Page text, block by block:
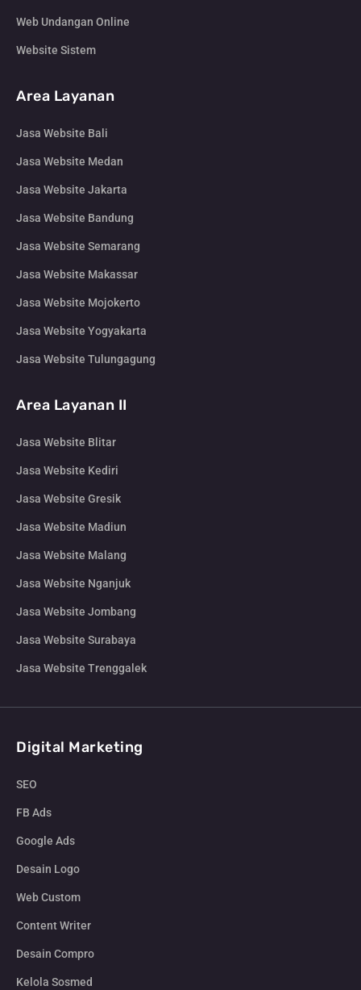
Web Undangan Online
Website Sistem
Area Layanan
Jasa Website Bali
Jasa Website Medan
Jasa Website Jakarta
Jasa Website Bandung
Jasa Website Semarang
Jasa Website Makassar
Jasa Website Mojokerto
Jasa Website Yogyakarta
Jasa Website Tulungagung
Area Layanan II
Jasa Website Blitar
Jasa Website Kediri
Jasa Website Gresik
Jasa Website Madiun
Jasa Website Malang
Jasa Website Nganjuk
Jasa Website Jombang
Jasa Website Surabaya
Jasa Website Trenggalek
Digital Marketing
SEO
FB Ads
Google Ads
Desain Logo
Web Custom
Content Writer
Desain Compro
Kelola Sosmed